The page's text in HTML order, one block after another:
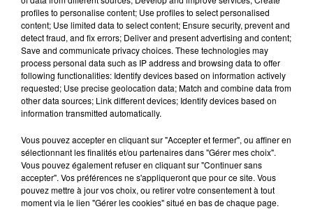
Le secrétaire général de l'ONU est en Ukraine.
Antonio Guterres est dans la banlieue de Kiev ou des
massacres ont été commis par l’armée russe.
entendue dans l’espace public”. Des mots du vice-
président du 1er syndicat étudiant, la Fage, après la
réélection d’Emmanuel Macron. Quentin Thirot sera
l’un de nos invités.
profiles to personalise content; Use profiles to select personalised
content; Use limited data to select content; Ensure security, prevent and
detect fraud, and fix errors; Deliver and present advertising and content;
Save and communicate privacy choices. These technologies may
process personal data such as IP address and browsing data to offer
following functionalities: Identify devices based on information actively
requested; Use precise geolocation data; Match and combine data from
other data sources; Link different devices; Identify devices based on
information transmitted automatically.
Vous pouvez accepter en cliquant sur "Accepter et fermer", ou affiner en
sélectionnant les finalités et/ou partenaires dans "Gérer mes choix".
Vous pouvez également refuser en cliquant sur "Continuer sans
accepter". Vos préférences ne s'appliqueront que pour ce site. Vous
pouvez mettre à jour vos choix, ou retirer votre consentement à tout
moment via le lien "Gérer les cookies" situé en bas de chaque page.